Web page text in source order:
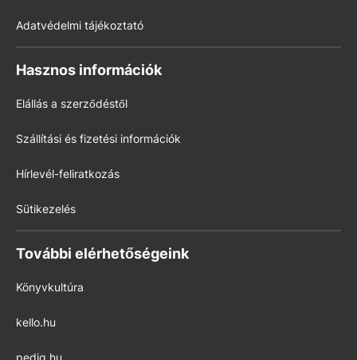
Adatvédelmi tájékoztató
Hasznos információk
Elállás a szerződéstől
Szállítási és fizetési információk
Hírlevél-feliratkozás
Sütikezelés
További elérhetőségeink
Könyvkultúra
kello.hu
pedig.hu